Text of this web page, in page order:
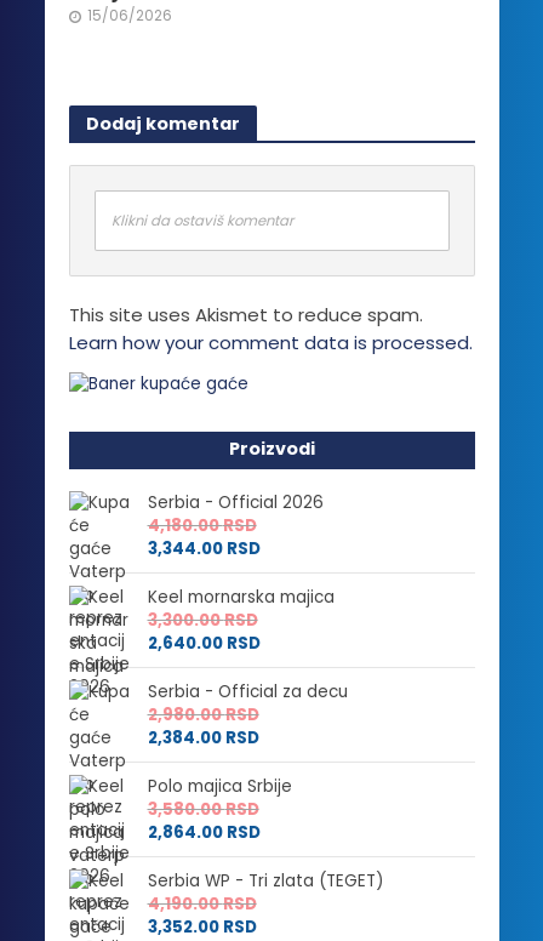
15/06/2026
Dodaj komentar
Klikni da ostaviš komentar
This site uses Akismet to reduce spam.
Learn how your comment data is processed.
Proizvodi
Serbia - Official 2026
4,180.00RSD
3,344.00 RSD
Keel mornarska majica
3,300.00RSD
2,640.00 RSD
Serbia - Official za decu
2,980.00RSD
2,384.00 RSD
Polo majica Srbije
3,580.00RSD
2,864.00 RSD
Serbia WP - Tri zlata (TEGET)
4,190.00RSD
3,352.00 RSD